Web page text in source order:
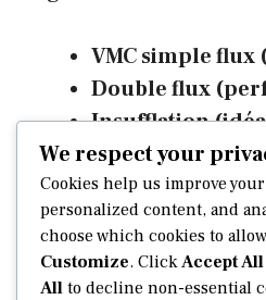
VMC simple flux
Double flux
Insufflation
Mise en dépression
d’aide de l’Anah
Détailler le Système de
We respect your
Cookies help us improve
personalized content, and
choose which cookies to
Customize. ClickAccept All
All to decline non-essential